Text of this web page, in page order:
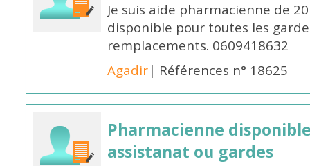
Je suis aide pharmacienne de
disponible pour toutes les
remplacements. 0609418632
Agadir| Références n° 18625
Pharmacienne
assistanat ou gardes